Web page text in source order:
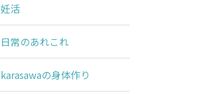
妊活
日常のあれこれ
karasawaの身体作り